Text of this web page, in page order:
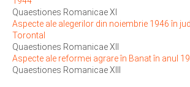
Quaestiones Romanicae XI
Aspecte ale alegerilor din noiembrie 1946 în
Torontal
Quaestiones Romanicae XII
Aspecte ale reformei agrare în Banat în anul
Quaestiones Romanicae XIII